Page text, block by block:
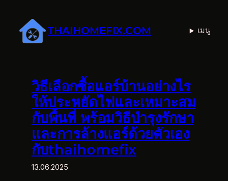
เนื้อหา
THAIHOMEFIX.COM เมนู
วิธีเลือกซื้อแอร์บ้านอย่างไร
ให้ประหยัดไฟและเหมาะสม
กับพื้นที่ พร้อมวิธีบำรุงรักษา
และการล้างแอร์ด้วยตัวเอง
กับthaihomefix
13.06.2025